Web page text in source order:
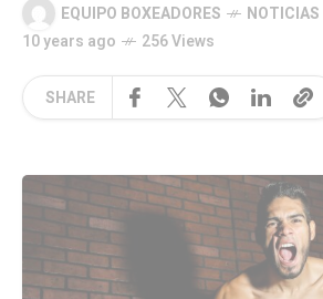
EQUIPO BOXEADORES
NOTICIAS
10 years ago
256 Views
SHARE